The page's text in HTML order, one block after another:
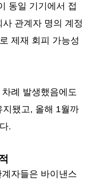
동일 기기에서 접
사 관계자 명의 계정
제재 회피 가능성
례 발생했음에도
됐고, 올해 1월까
.
자들은 바이낸스